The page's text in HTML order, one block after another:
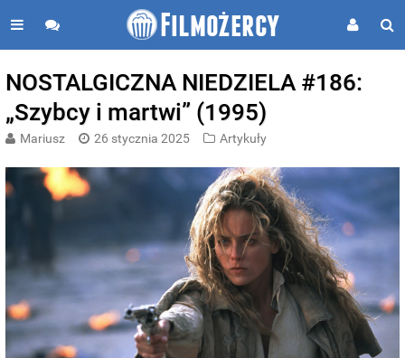
NOSTALGICZNA NIEDZIELA #186:
„Szybcy i martwi” (1995)
Mariusz 26 stycznia 2025 Artykuły